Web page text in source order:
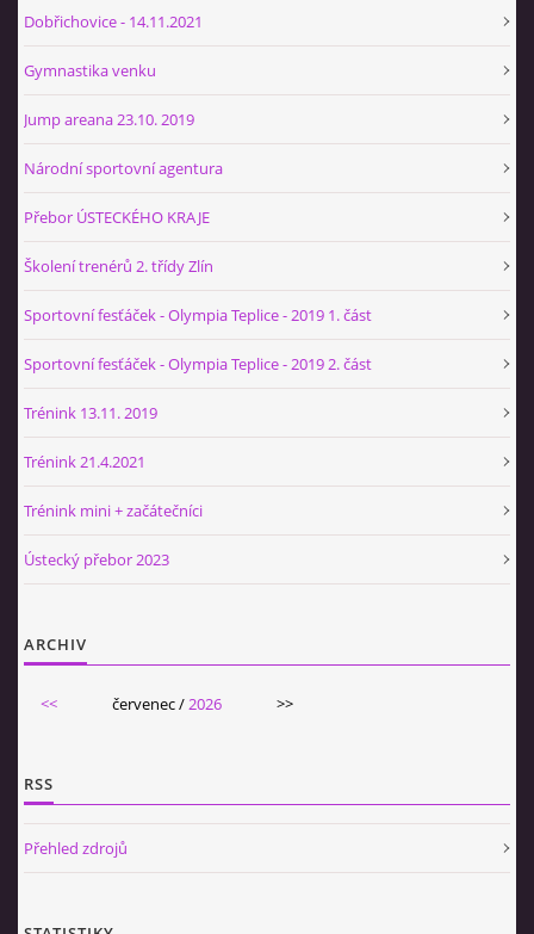
Dobřichovice - 14.11.2021
Gymnastika venku
Jump areana 23.10. 2019
Národní sportovní agentura
Přebor ÚSTECKÉHO KRAJE
Školení trenérů 2. třídy Zlín
Sportovní fesťáček - Olympia Teplice - 2019 1. část
Sportovní fesťáček - Olympia Teplice - 2019 2. část
Trénink 13.11. 2019
Trénink 21.4.2021
Trénink mini + začátečníci
Ústecký přebor 2023
ARCHIV
<< červenec /2026 >>
RSS
Přehled zdrojů